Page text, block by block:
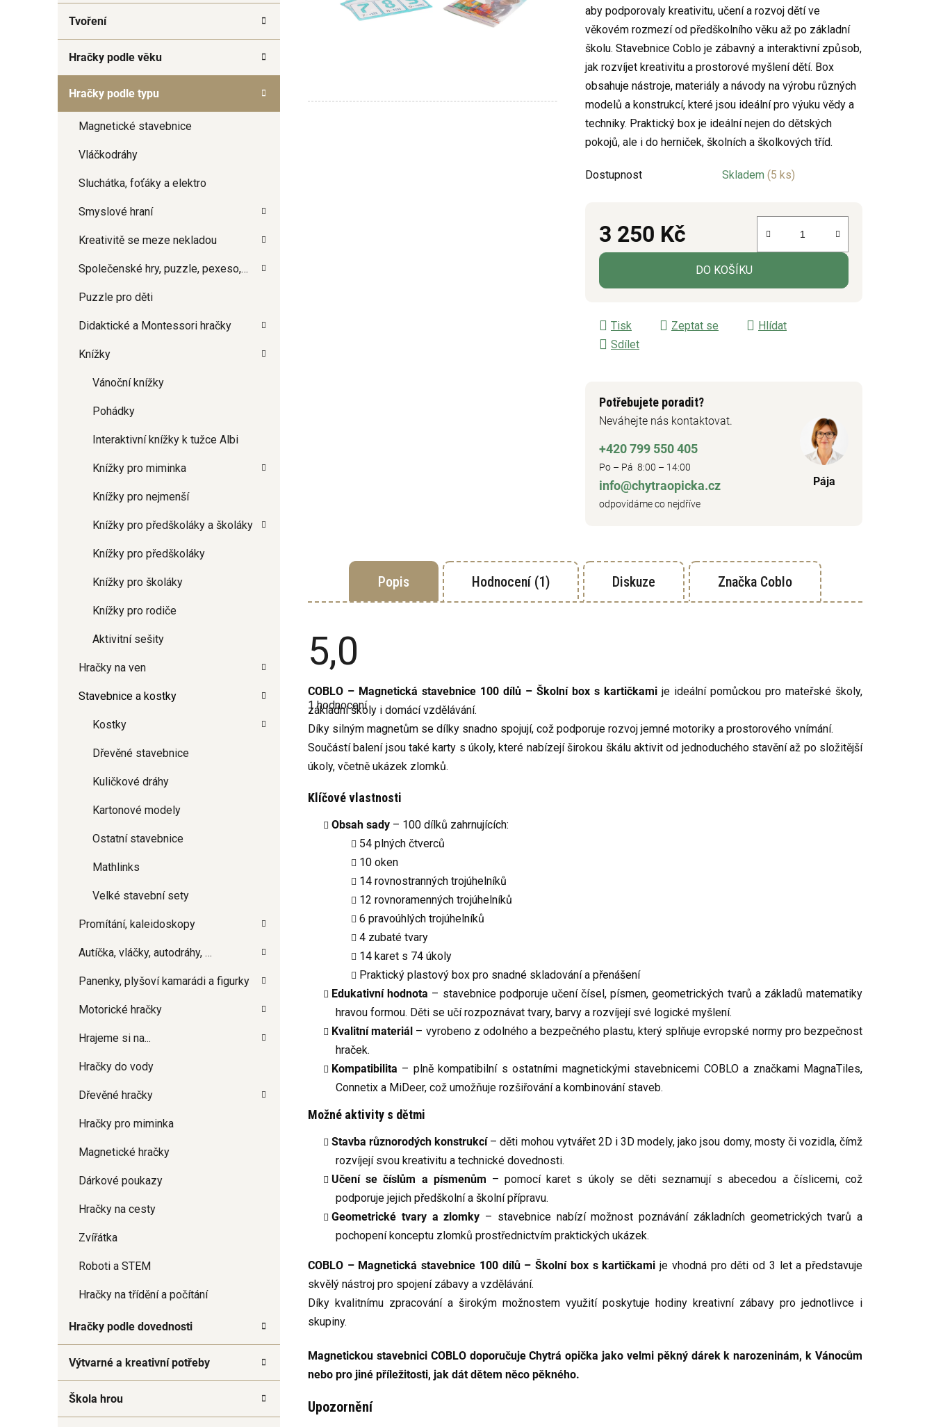
Tvoření
Hračky podle věku
Hračky podle typu
Magnetické stavebnice
Vláčkodráhy
Sluchátka, foťáky a elektro
Smyslové hraní
Kreativitě se meze nekladou
Společenské hry, puzzle, pexeso,…
Puzzle pro děti
Didaktické a Montessori hračky
Knížky
Vánoční knížky
Pohádky
Interaktivní knížky k tužce Albi
Knížky pro miminka
Knížky pro nejmenší
Knížky pro předškoláky a školáky
Knížky pro předškoláky
Knížky pro školáky
Knížky pro rodiče
Aktivitní sešity
Hračky na ven
Stavebnice a kostky
Kostky
Dřevěné stavebnice
Kuličkové dráhy
Kartonové modely
Ostatní stavebnice
Mathlinks
Velké stavební sety
Promítání, kaleidoskopy
Autíčka, vláčky, autodráhy, …
Panenky, plyšoví kamarádi a figurky
Motorické hračky
Hrajeme si na...
Hračky do vody
Dřevěné hračky
Hračky pro miminka
Magnetické hračky
Dárkové poukazy
Hračky na cesty
Zvířátka
Roboti a STEM
Hračky na třídění a počítání
Hračky podle dovednosti
Výtvarné a kreativní potřeby
Škola hrou
5,0
z
5
hvězdiček.
aby podporovaly kreativitu, učení a rozvoj dětí ve
věkovém rozmezí od předškolního věku až po základní
školu. Stavebnice Coblo je zábavný a interaktivní způsob,
jak rozvíjet kreativitu a prostorové myšlení dětí. Box
obsahuje nástroje, materiály a návody na výrobu různých
modelů a konstrukcí, které jsou ideální pro výuku vědy a
techniky. Praktický box je ideální nejen do dětských
pokojů, ale i do herniček, školních a školkových tříd.
Dostupnost Skladem (5 ks)
3 250 Kč
Měrná cena:
DO KOŠÍKU
Tisk Zeptat se
Hlídat
Sdílet
Potřebujete poradit?
Neváhejte nás kontaktovat.
+420 799 550 405
Po – Pá 8:00 – 14:00
info@chytraopicka.cz
odpovídáme co nejdříve
Pája
Popis Hodnocení (1) Diskuze Značka Coblo
5,0
Průměrné
hodnocení
produktu
je
5,0
z
5
hvězdiček.
1 hodnocení
COBLO – Magnetická stavebnice 100 dílů – Školní box s kartičkami je ideální pomůckou pro mateřské školy,
základní školy i domácí vzdělávání.
Díky silným magnetům se dílky snadno spojují, což podporuje rozvoj jemné motoriky a prostorového vnímání.
Součástí balení jsou také karty s úkoly, které nabízejí širokou škálu aktivit od jednoduchého stavění až po složitější
úkoly, včetně ukázek zlomků.
Klíčové vlastnosti
Obsah sady – 100 dílků zahrnujících:
54 plných čtverců
10 oken
14 rovnostranných trojúhelníků
12 rovnoramenných trojúhelníků
6 pravoúhlých trojúhelníků
4 zubaté tvary
14 karet s 74 úkoly
Praktický plastový box pro snadné skladování a přenášení
Edukativní hodnota – stavebnice podporuje učení čísel, písmen, geometrických tvarů a základů matematiky
hravou formou. Děti se učí rozpoznávat tvary, barvy a rozvíjejí své logické myšlení.
Kvalitní materiál – vyrobeno z odolného a bezpečného plastu, který splňuje evropské normy pro bezpečnost
hraček.
Kompatibilita – plně kompatibilní s ostatními magnetickými stavebnicemi COBLO a značkami MagnaTiles,
Connetix a MiDeer, což umožňuje rozšiřování a kombinování staveb.
Možné aktivity s dětmi
Stavba různorodých konstrukcí– děti mohou vytvářet 2D i 3D modely, jako jsou domy, mosty či vozidla, čímž
rozvíjejí svou kreativitu a technické dovednosti.
Učení se číslům a písmenům – pomocí karet s úkoly se děti seznamují s abecedou a číslicemi, což
podporuje jejich předškolní a školní přípravu.
Geometrické tvary a zlomky – stavebnice nabízí možnost poznávání základních geometrických tvarů a
pochopení konceptu zlomků prostřednictvím praktických ukázek.
COBLO – Magnetická stavebnice 100 dílů – Školní box s kartičkami je vhodná pro děti od 3 let a představuje
skvělý nástroj pro spojení zábavy a vzdělávání.
Díky kvalitnímu zpracování a širokým možnostem využití poskytuje hodiny kreativní zábavy pro jednotlivce i
skupiny.
Magnetickou stavebnici COBLO doporučuje Chytrá opička jako velmi pěkný dárek k narozeninám, k Vánocům
nebo pro jiné příležitosti, jak dát dětem něco pěkného.
Upozornění